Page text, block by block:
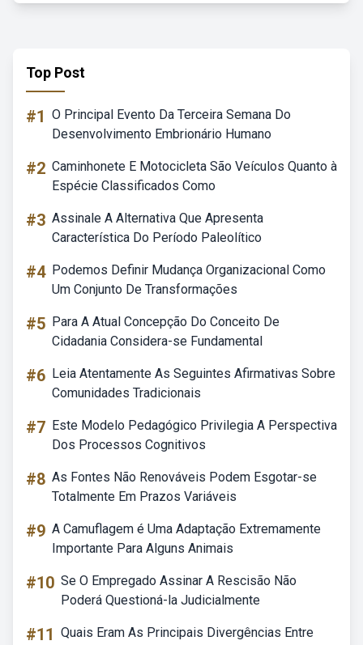
Top Post
#1 O Principal Evento Da Terceira Semana Do
Desenvolvimento Embrionário Humano
#2 Caminhonete E Motocicleta São Veículos Quanto à
Espécie Classificados Como
#3 Assinale A Alternativa Que Apresenta
Característica Do Período Paleolítico
#4 Podemos Definir Mudança Organizacional Como
Um Conjunto De Transformações
#5 Para A Atual Concepção Do Conceito De
Cidadania Considera-se Fundamental
#6 Leia Atentamente As Seguintes Afirmativas Sobre
Comunidades Tradicionais
#7 Este Modelo Pedagógico Privilegia A Perspectiva
Dos Processos Cognitivos
#8 As Fontes Não Renováveis Podem Esgotar-se
Totalmente Em Prazos Variáveis
#9 A Camuflagem é Uma Adaptação Extremamente
Importante Para Alguns Animais
#10 Se O Empregado Assinar A Rescisão Não
Poderá Questioná-la Judicialmente
#11 Quais Eram As Principais Divergências Entre